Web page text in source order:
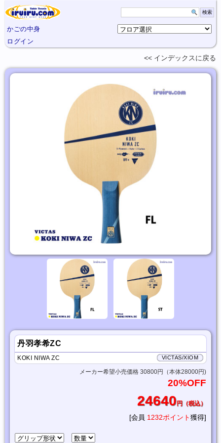
かごの中身
ログイン
インデックスに 戻る
丹羽孝希ZC
VICTAS/XIOM
KOKI NIWA ZC
メーカー希望小売価格 30800円（本体28000円)
20%OFF
24640円（税込）
[会員 1232ポイント獲得]